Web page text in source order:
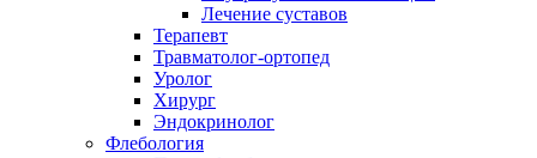
Лечение суставов
Терапевт
Травматолог-ортопед
Уролог
Хирург
Эндокринолог
Флебология